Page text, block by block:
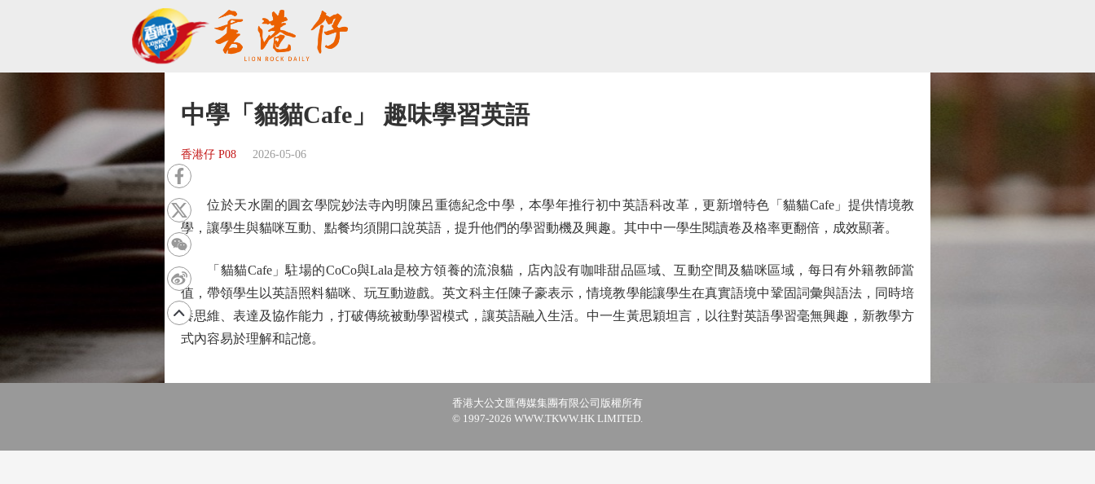
中學「貓貓Cafe」 趣味學習英語
香港仔 P08 2026-05-06
位於天水圍的圓玄學院妙法寺內明陳呂重德紀念中學，本學年推行初中英語科改革，更新增特色「貓貓Cafe」提供情境教
學，讓學生與貓咪互動、點餐均須開口說英語，提升他們的學習動機及興趣。其中中一學生閱讀卷及格率更翻倍，成效顯著。
「貓貓Cafe」駐場的CoCo與Lala是校方領養的流浪貓，店內設有咖啡甜品區域、互動空間及貓咪區域，每日有外籍教師當
值，帶領學生以英語照料貓咪、玩互動遊戲。英文科主任陳子豪表示，情境教學能讓學生在真實語境中鞏固詞彙與語法，同時培
養思維、表達及協作能力，打破傳統被動學習模式，讓英語融入生活。中一生黃思穎坦言，以往對英語學習毫無興趣，新教學方
式內容易於理解和記憶。
香港大公文匯傳媒集團有限公司版權所有
© 1997-2026 WWW.TKWW.HK LIMITED.